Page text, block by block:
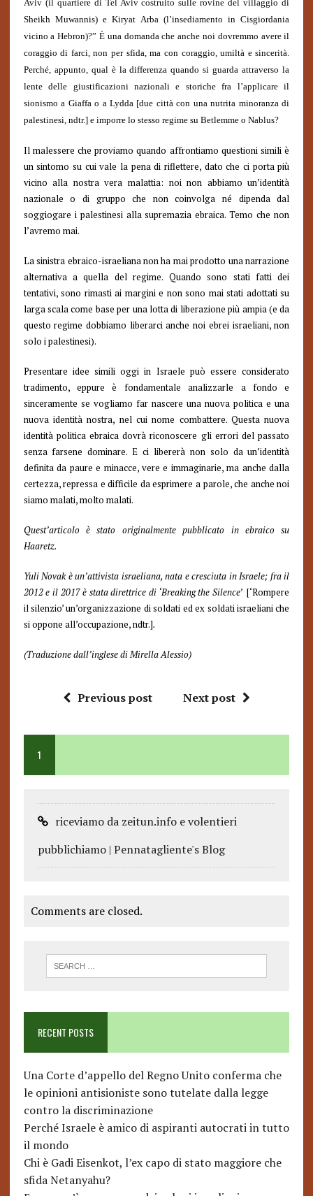
Aviv (il quartiere di Tel Aviv costruito sulle rovine del villaggio di
Sheikh Muwannis) e Kiryat Arba (l’insediamento in Cisgiordania
vicino a Hebron)?” È una domanda che anche noi dovremmo avere il
coraggio di farci, non per sfida, ma con coraggio, umiltà e sincerità.
Perché, appunto, qual è la differenza quando si guarda attraverso la
lente delle giustificazioni nazionali e storiche fra l’applicare il
sionismo a Giaffa o a Lydda [due città con una nutrita minoranza di
palestinesi, ndtr.] e imporre lo stesso regime su Betlemme o Nablus?
Il malessere che proviamo quando affrontiamo questioni simili è
un sintomo su cui vale la pena di riflettere, dato che ci porta più
vicino alla nostra vera malattia: noi non abbiamo un’identità
nazionale o di gruppo che non coinvolga né dipenda dal
soggiogare i palestinesi alla supremazia ebraica. Temo che non
l’avremo mai.
La sinistra ebraico-israeliana non ha mai prodotto una narrazione
alternativa a quella del regime. Quando sono stati fatti dei
tentativi, sono rimasti ai margini e non sono mai stati adottati su
larga scala come base per una lotta di liberazione più ampia (e da
questo regime dobbiamo liberarci anche noi ebrei israeliani, non
solo i palestinesi).
Presentare idee simili oggi in Israele può essere considerato
tradimento, eppure è fondamentale analizzarle a fondo e
sinceramente se vogliamo far nascere una nuova politica e una
nuova identità nostra, nel cui nome combattere. Questa nuova
identità politica ebraica dovrà riconoscere gli errori del passato
senza farsene dominare. E ci libererà non solo da un’identità
definita da paure e minacce, vere e immaginarie, ma anche dalla
certezza, repressa e difficile da esprimere a parole, che anche noi
siamo malati, molto malati.
Quest’articolo è stato originalmente pubblicato in ebraico su
Haaretz.
Yuli Novak è un’attivista israeliana, nata e cresciuta in Israele; fra il
2012 e il 2017 è stata direttrice di ‘Breaking the Silence’ [‘Rompere
il silenzio’ un’organizzazione di soldati ed ex soldati israeliani che
si oppone all’occupazione, ndtr.].
(Traduzione dall’inglese di Mirella Alessio)
Previous post Next post
1
riceviamo da zeitun.info e volentieri
pubblichiamo | Pennatagliente's Blog
Comments are closed.
RECENT POSTS
Una Corte d’appello del Regno Unito conferma che
le opinioni antisioniste sono tutelate dalla legge
contro la discriminazione
Perché Israele è amico di aspiranti autocrati in tutto
il mondo
Chi è Gadi Eisenkot, l’ex capo di stato maggiore che
sfida Netanyahu?